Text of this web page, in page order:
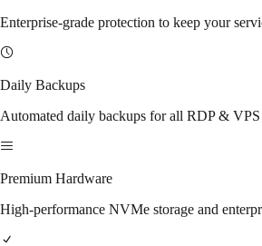
Enterprise-grade protection to keep your
Daily Backups
Automated daily backups for all RDP & VPS
Premium Hardware
High-performance NVMe storage and